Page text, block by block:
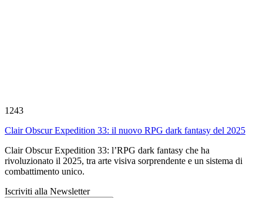
1243
Clair Obscur Expedition 33: il nuovo RPG dark fantasy del 2025
Clair Obscur Expedition 33: l’RPG dark fantasy che ha
rivoluzionato il 2025, tra arte visiva sorprendente e un sistema di
combattimento unico.
Iscriviti alla Newsletter